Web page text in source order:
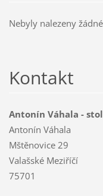
Nebyly nalezeny
Kontakt
Antonín Váhala -
Antonín Váhala
Mštěnovice 29
Valašské Meziříčí
75701